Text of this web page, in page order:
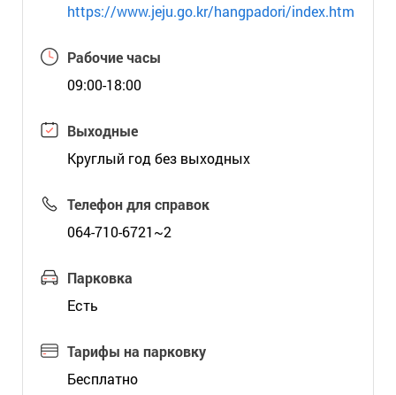
https://www.jeju.go.kr/hangpadori/index.htm
Рабочие часы
09:00-18:00
Выходные
Круглый год без выходных
Телефон для справок
064-710-6721~2
Парковка
Есть
Тарифы на парковку
Бесплатно